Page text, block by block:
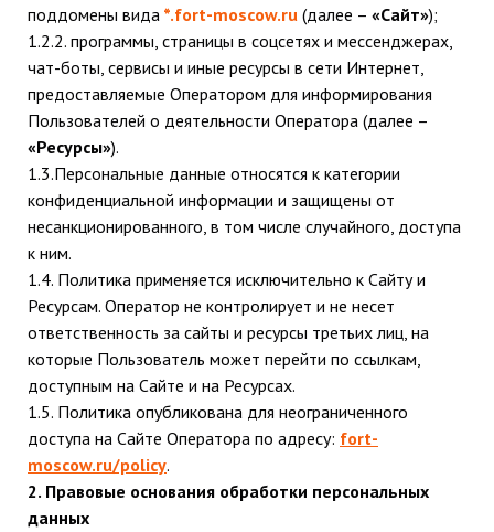
поддомены вида *.fort-moscow.ru (далее – «Сайт»);
1.2.2. программы, страницы в соцсетях и мессенджерах,
чат-боты, сервисы и иные ресурсы в сети Интернет,
предоставляемые Оператором для информирования
Пользователей о деятельности Оператора (далее –
«Ресурсы»).
1.3.Персональные данные относятся к категории
конфиденциальной информации и защищены от
несанкционированного, в том числе случайного, доступа
к ним.
1.4. Политика применяется исключительно к Сайту и
Ресурсам. Оператор не контролирует и не несет
ответственность за сайты и ресурсы третьих лиц, на
которые Пользователь может перейти по ссылкам,
доступным на Сайте и на Ресурсах.
1.5. Политика опубликована для неограниченного
доступа на Сайте Оператора по адресу: fort-
moscow.ru/policy.
2. Правовые основания обработки персональных
данных